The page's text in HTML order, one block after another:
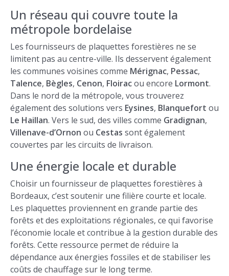
Un réseau qui couvre toute la
métropole bordelaise
Les fournisseurs de plaquettes forestières ne se
limitent pas au centre-ville. Ils desservent également
les communes voisines comme Mérignac, Pessac,
Talence, Bègles, Cenon, Floiracou encore Lormont.
Dans le nord de la métropole, vous trouverez
également des solutions vers Eysines, Blanquefort ou
Le Haillan. Vers le sud, des villes comme Gradignan,
Villenave-d’Ornon ou Cestas sont également
couvertes par les circuits de livraison.
Une énergie locale et durable
Choisir un fournisseur de plaquettes forestières à
Bordeaux, c’est soutenir une filière courte et locale.
Les plaquettes proviennent en grande partie des
forêts et des exploitations régionales, ce qui favorise
l’économie locale et contribue à la gestion durable des
forêts. Cette ressource permet de réduire la
dépendance aux énergies fossiles et de stabiliser les
coûts de chauffage sur le long terme.